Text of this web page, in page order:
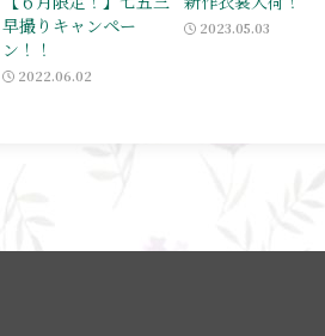
早撮りキャンペー
ン！！
2022.06.02
2023.05.03